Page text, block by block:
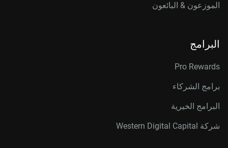
الموزعون & البائعون
البرامج
Pro Rewards
برامج الشركاء
البرامج الخيرية
شركة Western Digital Capital